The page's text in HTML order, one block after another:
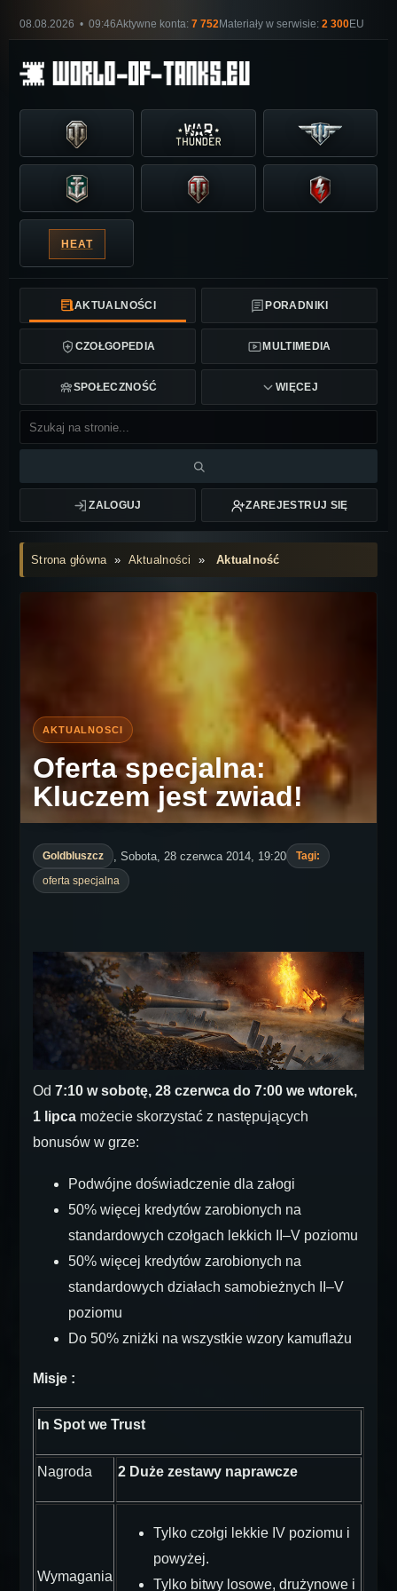
08.08.2026 • 09:46Aktywne konta: 7 752Materiały w serwisie: 2 300EU
HEAT
AKTUALNOŚCI PORADNIKI
CZOŁGOPEDIA MULTIMEDIA
SPOŁECZNOŚĆ WIĘCEJ
ZALOGUJ ZAREJESTRUJ SIĘ
Strona główna» Aktualności »Aktualność
Oferta specjalna:
Kluczem jest zwiad!
Goldbluszcz , Sobota, 28 czerwca 2014, 19:20
Tagi:
oferta specjalna
Od 7:10 w sobotę, 28 czerwca do 7:00 we wtorek,
1 lipca możecie skorzystać z następujących
bonusów w grze:
Podwójne doświadczenie dla załogi
50% więcej kredytów zarobionych na
standardowych czołgach lekkich II–V poziomu
50% więcej kredytów zarobionych na
standardowych działach samobieżnych II–V
poziomu
Do 50% zniżki na wszystkie wzory kamuflażu
Misje :
In Spot we Trust
Nagroda 2 Duże zestawy naprawcze
Wymagania
Tylko czołgi lekkie IV poziomu i
powyżej.
Tylko bitwy losowe, drużynowe i